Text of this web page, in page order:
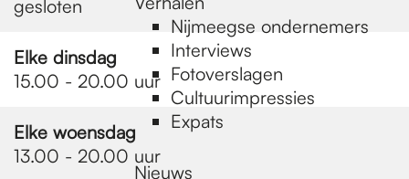
Nijmeegse ondernemers
Interviews
Fotoverslagen
Cultuurimpressies
Expats
Nieuws
gesloten
Elke dinsdag
15.00 - 20.00 uur
Elke woensdag
13.00 - 20.00 uur